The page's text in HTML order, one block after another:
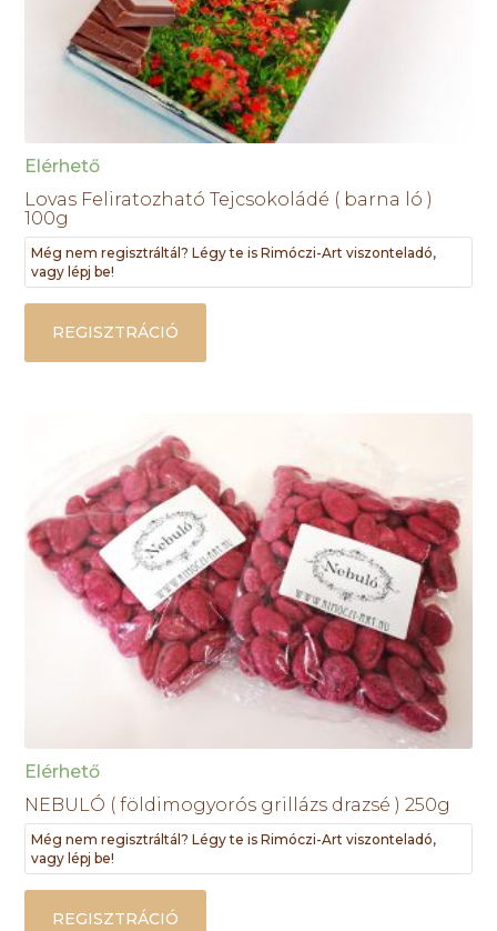
Elérhető
Lovas Feliratozható Tejcsokoládé ( barna ló )
100g
Még nem regisztráltál? Légy te is Rimóczi-Art viszonteladó,
vagy lépj be!
REGISZTRÁCIÓ
Elérhető
NEBULÓ ( földimogyorós grillázs drazsé ) 250g
Még nem regisztráltál? Légy te is Rimóczi-Art viszonteladó,
vagy lépj be!
REGISZTRÁCIÓ